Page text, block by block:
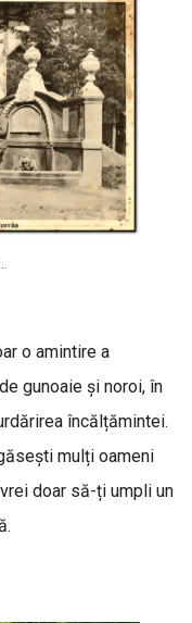
o amintire a
gunoaie și noroi, în
încălțămintei.
mulți oameni
doar să-ți umpli un